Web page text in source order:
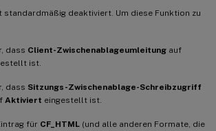
standardmäßig deaktiviert. Um diese Funktion zu
dass Client-Zwischenablageumleitung auf
ist.
dass Sitzungs-Zwischenablage-Schreibzugriff
Aktiviert eingestellt ist.
für CF_HTML (und alle anderen Formate, die